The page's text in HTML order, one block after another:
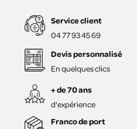
Service client
04 77 93 45 69
Devis personnalisé
En quelques clics
+ de 70 ans
d'expérience
Franco de port